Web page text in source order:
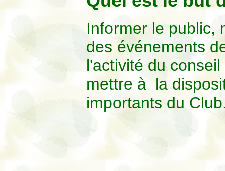
Informer le public,
des événements
l'activité du
mettre à la
importants du